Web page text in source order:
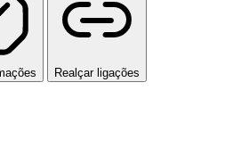
Realçar ligações